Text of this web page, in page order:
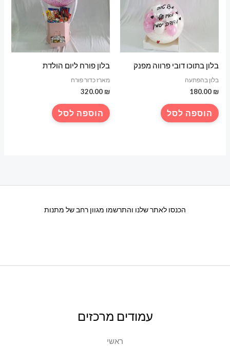
האפשרויות
בעמוד
המוצר
בלון בתוכו דובי פרווה מפנק
בלון בהפתעה
180.00 ₪
הוספה לסל
בלון פורח ליום הולדת
מארז כדור פורח
320.00 ₪
הוספה לסל
הכנסו לאתר שלנו והתרשמו מגוון רחב של מתנות
עמודים מרכזים
ראשי